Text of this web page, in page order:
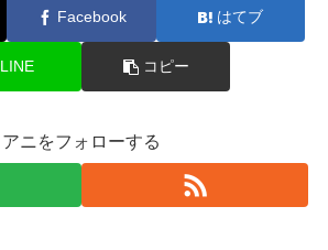
Facebook はてブ
LINE コピー
アニをフォローする